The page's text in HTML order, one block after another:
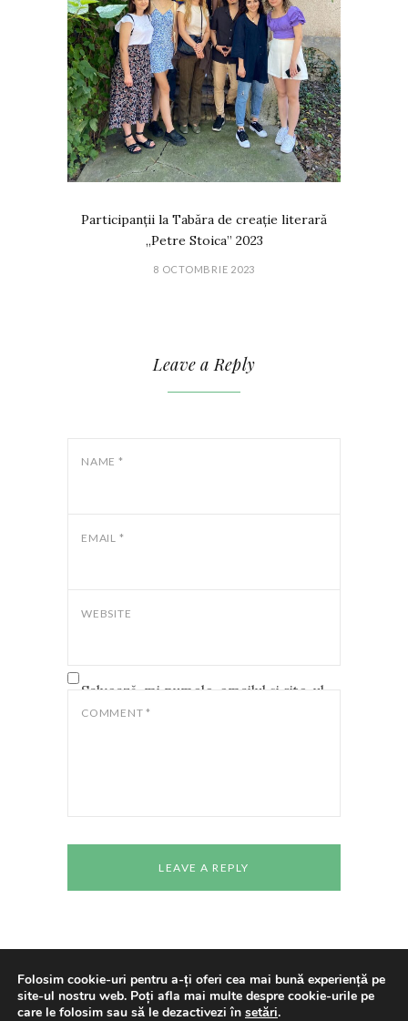
Participanții la Tabăra de creație literară
„Petre Stoica” 2023
8 OCTOMBRIE 2023
Leave a Reply
NAME *
EMAIL *
WEBSITE
Salvează-mi numele, emailul și site-ul
web în acest navigator pentru data
COMMENT *
Copyright © 2024 All rights reserved Casa de
Folosim cookie-uri pentru a-ți oferi cea mai bună experiență pe
site-ul nostru web. Poți afla mai multe despre cookie-urile pe
care le folosim sau să le dezactivezi în setări.